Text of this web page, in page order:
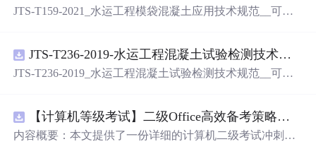
的经典难题。传统的解决方案是浏览无数篇评测文章、对
现状，将产品选择从。
JTS-T159-2021_水运工程模袋混凝土应用技术规范__可搜
JTS-T236-2019-水运工程混凝土试验检测技术规范-可搜索.pdf
JTS-T236-2019_水运工程混凝土试验检测技术规范__可搜
【计算机等级考试】二级Office高效备考策略：分阶段复习计划与考场时间分配优化方案
内容概要：本文提供了一份详细的计算机二级考试冲刺备